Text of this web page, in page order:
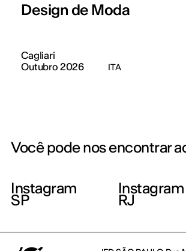
Design de Moda
Cagliari
Outubro 2026
ITA
Você pode nos encontrar
Instagram
SP
Instagram
RJ